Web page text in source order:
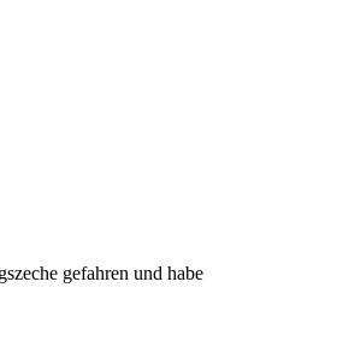
gefahren und habe